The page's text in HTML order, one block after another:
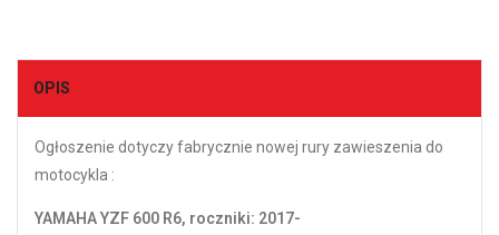
OPIS
Ogłoszenie dotyczy fabrycznie nowej rury zawieszenia do
motocykla :
YAMAHA YZF 600 R6, roczniki: 2017-